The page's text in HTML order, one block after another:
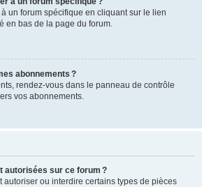
un forum spécifique en cliquant sur le lien
en bas de la page du forum.
abonnements ?
rendez-vous dans le panneau de contrôle
vos abonnements.
autorisées sur ce forum ?
autoriser ou interdire certains types de pièces